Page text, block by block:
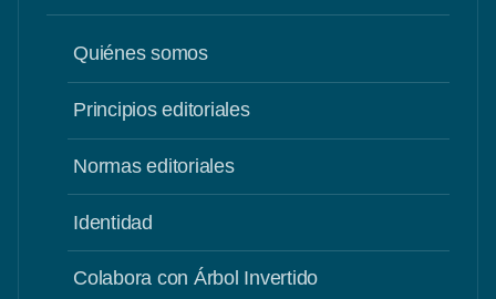
Quiénes somos
Principios editoriales
Normas editoriales
Identidad
Colabora con Árbol Invertido